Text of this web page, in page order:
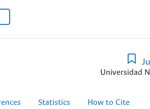
Universidad
Statistics How to Cite